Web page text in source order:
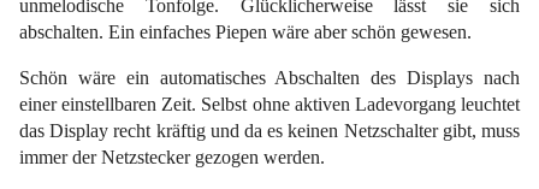
unmelodische Tonfolge. Glücklicherweise lässt sie sich
abschalten. Ein einfaches Piepen wäre aber schön gewesen.
Schön wäre ein automatisches Abschalten des Displays nach
einer einstellbaren Zeit. Selbst ohne aktiven Ladevorgang leuchtet
das Display recht kräftig und da es keinen Netzschalter gibt, muss
immer der Netzstecker gezogen werden.